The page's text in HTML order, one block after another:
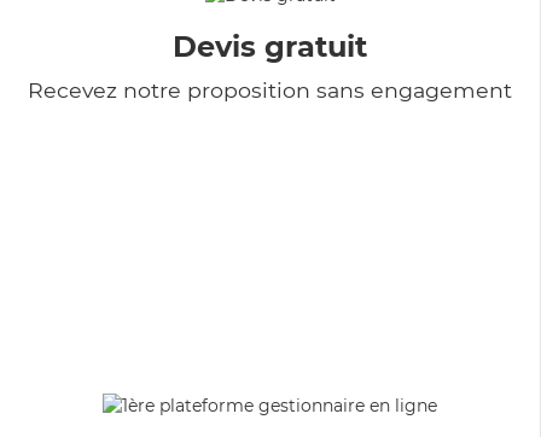
Devis gratuit
Recevez notre proposition sans engagement